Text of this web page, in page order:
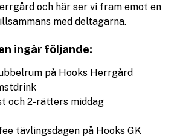
och här ser vi fram emot en
med deltagarna.
ingår följande:
på Hooks Herrgård
och 2-rätters middag
tävlingsdagen på Hooks GK